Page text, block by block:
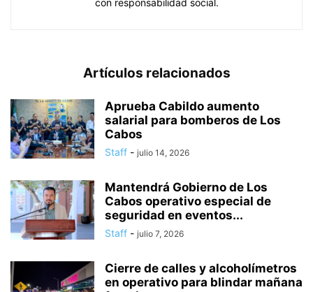
Artículos relacionados
Aprueba Cabildo aumento
salarial para bomberos de Los
Cabos
Staff - julio 14, 2026
Mantendrá Gobierno de Los
Cabos operativo especial de
seguridad en eventos...
Staff - julio 7, 2026
Cierre de calles y alcoholímetros
en operativo para blindar mañana